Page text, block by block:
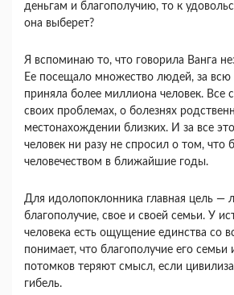
деньгам и благополучию, то к
она выберет?
Я вспоминаю то, что говорила Ванга
Ее посещало множество людей, за
приняла более миллиона человек. Все
своих проблемах, о болезнях
местонахождении близких. И за все
человек ни разу не спросил о том, что
человечеством в ближайшие годы.
Для идолопоклонника главная цель —
благополучие, свое и своей семьи. У
человека есть ощущение единства со
понимает, что благополучие его семьи
потомков теряют смысл, если
гибель.